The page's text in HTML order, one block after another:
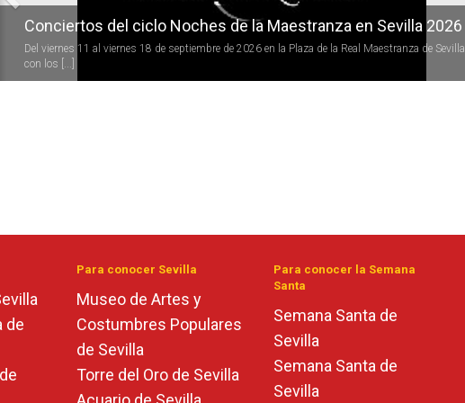
Conciertos del ciclo Noches de la Maestranza en Sevilla 2026
Del viernes 11 al viernes 18 de septiembre de 2026 en la Plaza de la Real Maestranza de Sevilla
con los [...]
de
Para conocer Sevilla
Museo de Artes y
Costumbres Populares
de Sevilla
Torre del Oro de Sevilla
Para conocer la Semana
Santa
Semana Santa de
Sevilla
Semana Santa de
Sevilla